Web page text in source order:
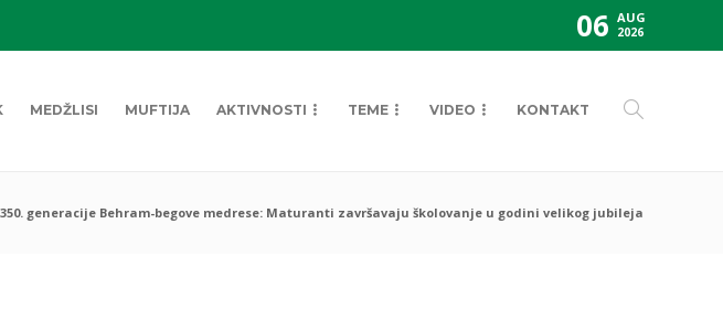
06 AUG
2026
MEDŽLISI MUFTIJA AKTIVNOSTI TEME VIDEO KONTAKT
generacije Behram-begove medrese: Maturanti završavaju školovanje u godini velikog jubileja